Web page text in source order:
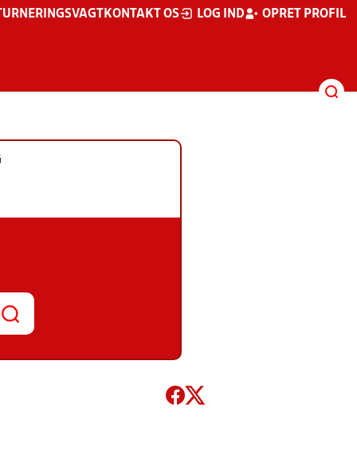
KONTAKT OS LOG IND OPRET PROFIL